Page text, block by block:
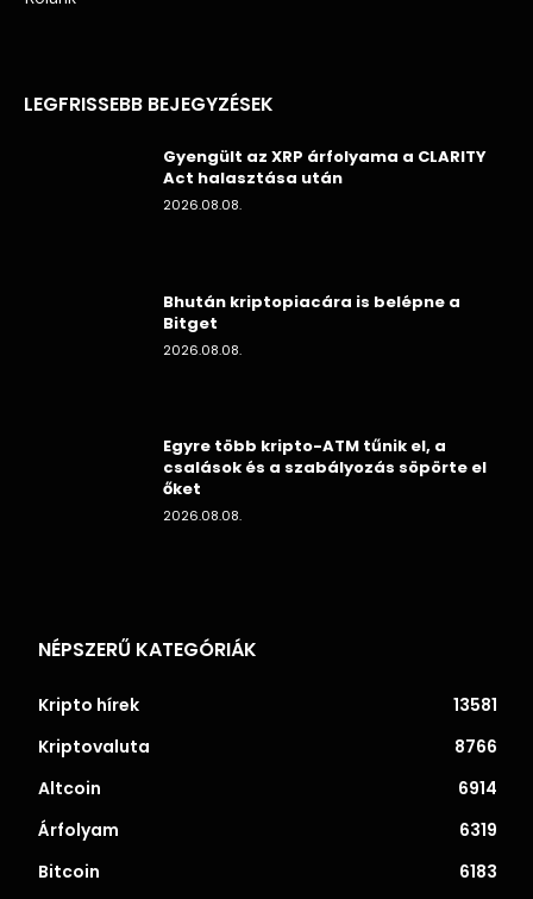
LEGFRISSEBB BEJEGYZÉSEK
Gyengült az XRP árfolyama a CLARITY
Act halasztása után
2026.08.08.
Bhután kriptopiacára is belépne a
Bitget
2026.08.08.
Egyre több kripto-ATM tűnik el, a
csalások és a szabályozás söpörte el
őket
2026.08.08.
NÉPSZERŰ KATEGÓRIÁK
Kripto hírek
13581
Kriptovaluta
8766
Altcoin
6914
Árfolyam
6319
Bitcoin
6183